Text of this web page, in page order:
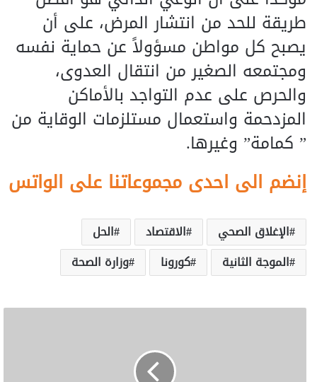
طريقة للحد من انتشار المرض، على أن
يصبح كل مواطن مسؤولاً عن حماية نفسه
ومجتمعه الصغير من انتقال العدوى،
والحرص على عدم التواجد بالأماكن
المزدحمة واستعمال مستلزمات الوقاية من
” كمامة” وغيرها.
إنضم الى احدى مجموعاتنا على الواتس
الإغلاق الصحي الاقتصاد
الحل
الموجة الثانية
كورونا وزارة الصحة